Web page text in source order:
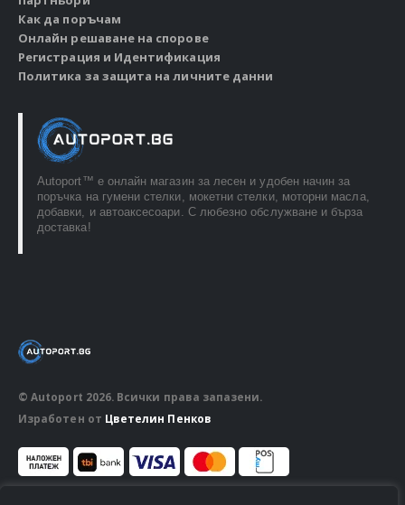
Как да поръчам
Онлайн решаване на спорове
Регистрация и Идентификация
Политика за защита на личните данни
Autoport™ e онлайн магазин за лесен и удобен начин за
поръчка на гумени стелки, мокетни стелки, моторни масла,
добавки, и автоаксесоари. С любезно обслужване и бърза
доставка!
© Autoport 2026. Всички права запазени.
Изработен от Цветелин Пенков